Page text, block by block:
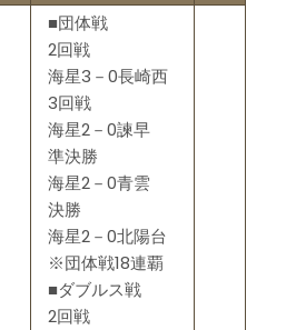
■団体戦
2回戦
海星3－0長崎西
3回戦
海星2－0諫早
準決勝
海星2－0青雲
決勝
海星2－0北陽台
※団体戦18連覇
■ダブルス戦
2回戦